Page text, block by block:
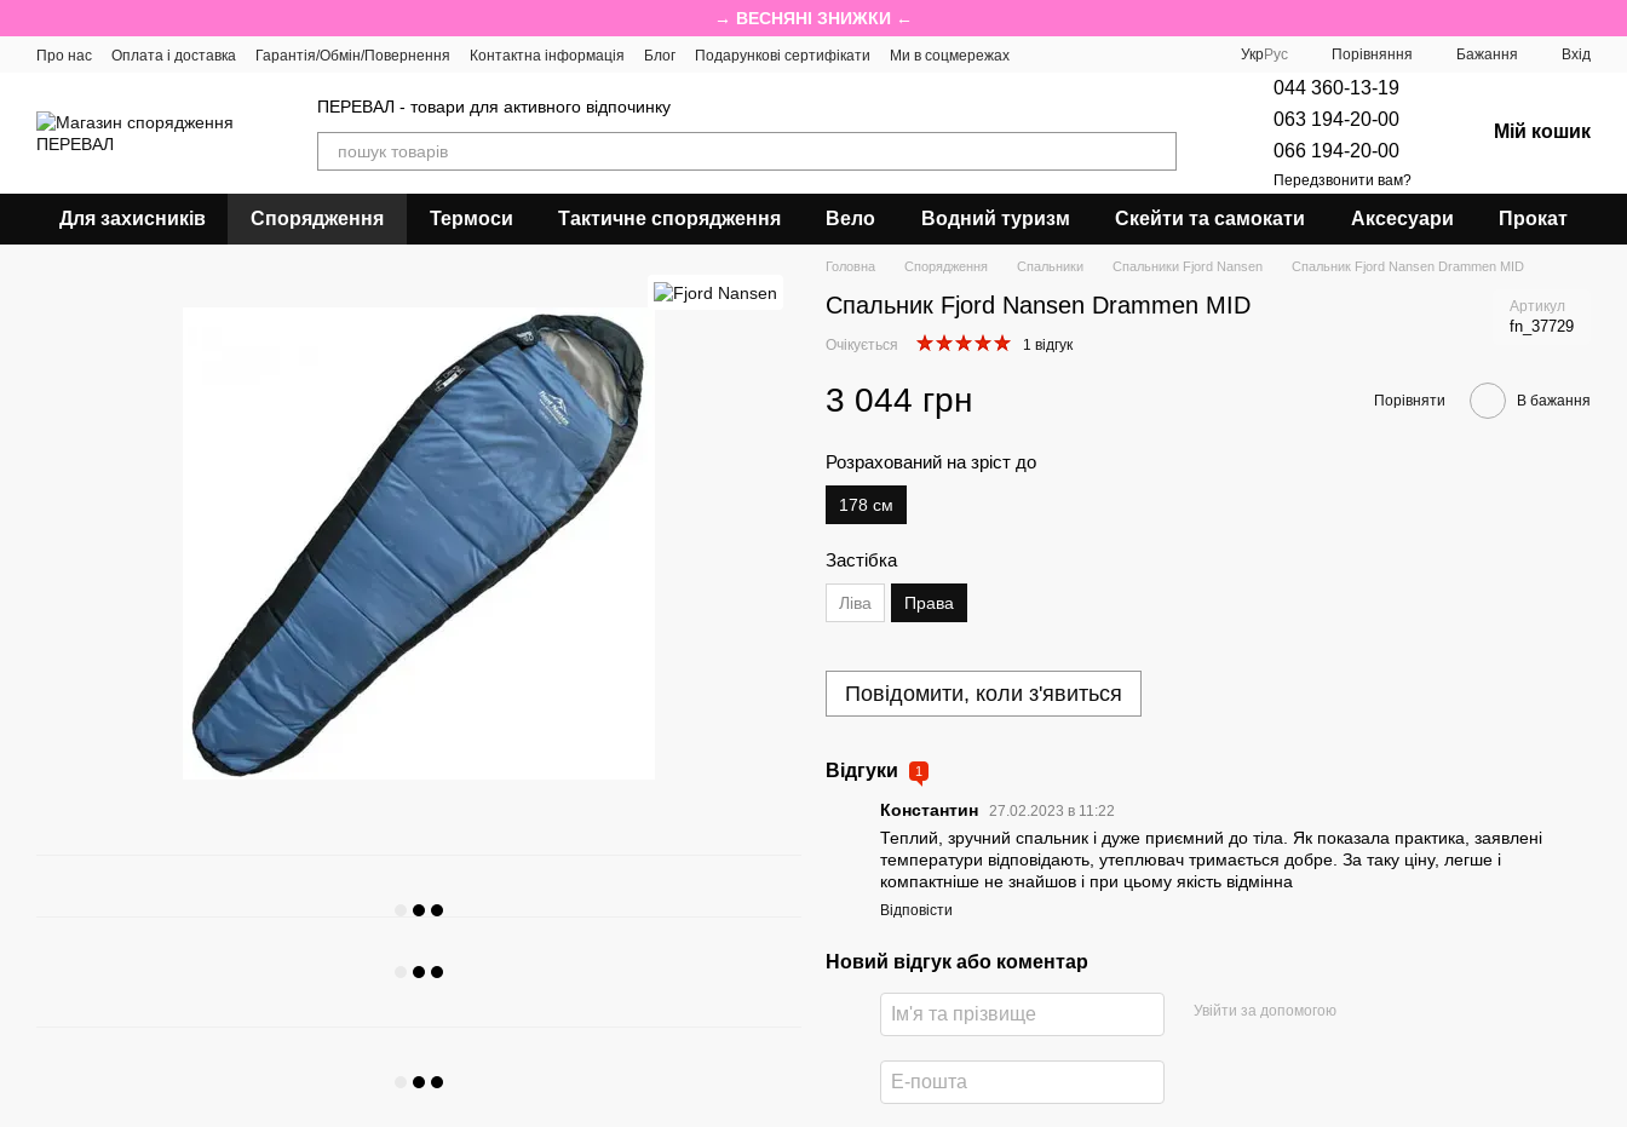
→ ВЕСНЯНІ ЗНИЖКИ ←
Про нас Оплата і доставка Гарантія/Обмін/Повернення Контактна інформація Блог Подарункові сертифікати
Ми в соцмережах
УкрРус Порівняння Бажання Вхід
ПЕРЕВАЛ - товари для активного відпочинку
044 360-13-19
063 194-20-00
066 194-20-00
Передзвонити вам?
Мій кошик
Для захисників Спорядження Термоси Тактичне спорядження Вело Водний туризм Скейти та самокати Аксесуари Прокат
Головна Спорядження Спальники Спальники Fjord Nansen Спальник Fjord Nansen Drammen MID
Спальник Fjord Nansen Drammen MID Артикул
fn_37729
Очікується 1 відгук
3 044 грн Порівняти В бажання
Розрахований на зріст до
178 см
Застібка
Ліва Права
Повідомити, коли з'явиться
Відгуки 1
Константин 27.02.2023 в 11:22
Теплий, зручний спальник і дуже приємний до тіла. Як показала практика, заявлені
температури відповідають, утеплювач тримається добре. За таку ціну, легше і
компактніше не знайшов і при цьому якість відмінна
Відповісти
Новий відгук або коментар
Увійти за допомогою